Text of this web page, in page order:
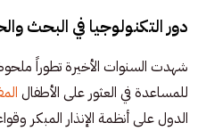
دور التكنولوجيا في البحث
شهدت السنوات الأخيرة تطوراً
للمساعدة في العثور على الأطفال
الدول على أنظمة الإنذار المبكر